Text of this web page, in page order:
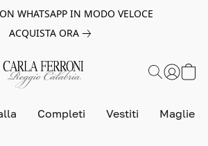
WHATSAPP IN MODO VELOCE
ACQUISTA ORA
Completi Vestiti Maglie e